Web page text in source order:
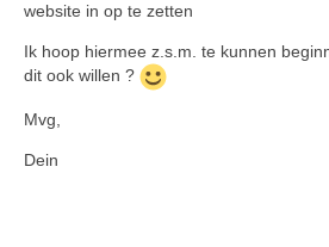
website in op te zetten
Ik hoop hiermee z.s.m. te kunnen
dit ook willen ?
Mvg,
Dein